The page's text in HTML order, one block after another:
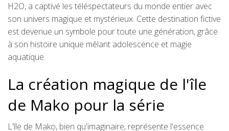
H2O, a captivé les téléspectateurs du monde entier avec
son univers magique et mystérieux. Cette destination fictive
est devenue un symbole pour toute une génération, grâce
à son histoire unique mêlant adolescence et magie
aquatique.
La création magique de l'île
de Mako pour la série
L'île de Mako, bien qu'imaginaire, représente l'essence